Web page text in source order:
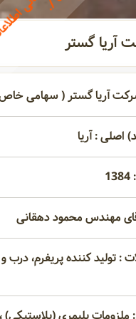
آریا گستر
آریا گستر ( سهامی
اصلی : آریا
مهندس محمود دهقانی
: تولید کننده پریفرم، درب